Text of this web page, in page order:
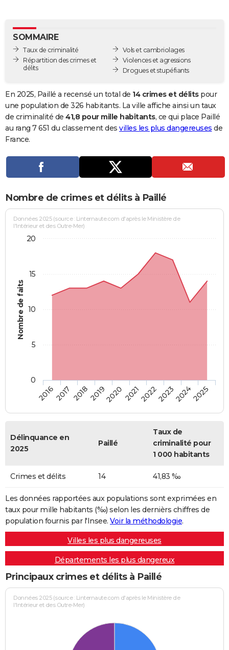
GUIDES D'ACHAT
BONS PLANS
Carte de Noël
Carte Bonne année
Carte Saint-Valentin
Carte Pâques
Carte d'anniversaire
DICTIONNAIRE
Dictionnaire
Biographies
Citations
Expressions
Proverbes
PROGRAMME TV
COPAINS D'AVANT
S'inscrire
Se connecter
Lycées
Collèges
Primaires
Universités
Entreprises
Service militaire
Avis de recherche
AVIS DE DÉCÈS
FORUM
Bricolage
Lifestyle
Culture
Sport
Auto
Television
Voyage
Cinema
SOMMAIRE
Taux de criminalité
Répartition des crimes et
délits
Vols et cambriolages
Violences et agressions
Drogues et stupéfiants
En 2025, Paillé a recensé un total de 14 crimes et délitspour
une population de 326 habitants. La ville affiche ainsi un taux
de criminalité de 41,8 pour mille habitants, ce qui place Paillé
au rang 7 651 du classement des villes les plus dangereuses de
France.
Nombre de crimes et délits à Paillé
Nombre de faits
Données 2025 (source : Linternaute.com d'après le Ministère de
l'Intérieur et des Outre-Mer)
20162017 20182019202020212022202320242025
0
5
10
15
20
Délinquance en
2025
Paillé
Taux de
criminalité pour
1 000 habitants
Crimes et délits 14 41,83 ‰
Les données rapportées aux populations sont exprimées en
taux pour mille habitants (‰) selon les dernièrs chiffres de
population fournis par l'Insee. Voir la méthodologie.
Villes les plus dangereuses
Départements les plus dangereux
Principaux crimes et délits à Paillé
Données 2025 (source : Linternaute.com d'après le Ministère de
l'Intérieur et des Outre-Mer)